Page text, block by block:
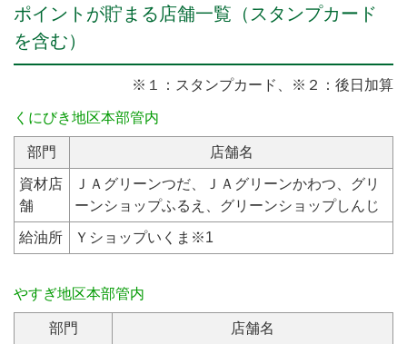
ポイントが貯まる店舗一覧（スタンプカード
を含む）
※１：スタンプカード、※２：後日加算
くにびき地区本部管内
部門 店舗名
資材店
舗
ＪＡグリーンつだ、ＪＡグリーンかわつ、グリ
ーンショップふるえ、グリーンショップしんじ
給油所 Ｙショップいくま※1
やすぎ地区本部管内
部門 店舗名